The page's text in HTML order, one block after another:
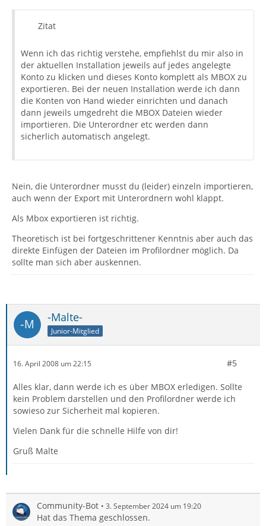
Zitat
Wenn ich das richtig verstehe, empfiehlst du mir also in
der aktuellen Installation jeweils auf jedes angelegte
Konto zu klicken und dieses Konto komplett als MBOX zu
exportieren. Bei der neuen Installation werde ich dann
die Konten von Hand wieder einrichten und danach
dann jeweils umgedreht die MBOX Dateien wieder
importieren. Die Unterordner etc werden dann
sicherlich automatisch angelegt.
Nein, die Unterordner musst du (leider) einzeln importieren,
auch wenn der Export mit Unterordnern wohl klappt.
Als Mbox exportieren ist richtig.
Theoretisch ist bei fortgeschrittener Kenntnis aber auch das
direkte Einfügen der Dateien im Profilordner möglich. Da
sollte man sich aber auskennen.
-Malte-
Junior-Mitglied
16. April 2008 um 22:15 #5
Alles klar, dann werde ich es über MBOX erledigen. Sollte
kein Problem darstellen und den Profilordner werde ich
sowieso zur Sicherheit mal kopieren.
Vielen Dank für die schnelle Hilfe von dir!
Gruß Malte
Community-Bot 3. September 2024 um 19:20
Hat das Thema geschlossen.